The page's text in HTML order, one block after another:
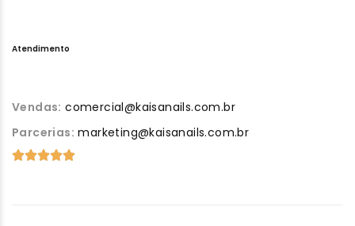
Atendimento
Vendas: comercial@kaisanails.com.br
Parcerias: marketing@kaisanails.com.br